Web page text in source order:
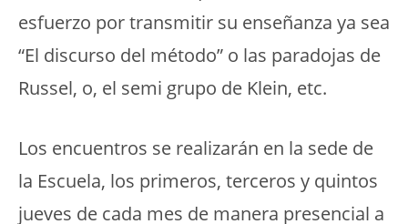
esfuerzo por transmitir su enseñanza ya sea
“El discurso del método” o las paradojas de
Russel, o, el semi grupo de Klein, etc.
Los encuentros se realizarán en la sede de
la Escuela, los primeros, terceros y quintos
jueves de cada mes de manera presencial a